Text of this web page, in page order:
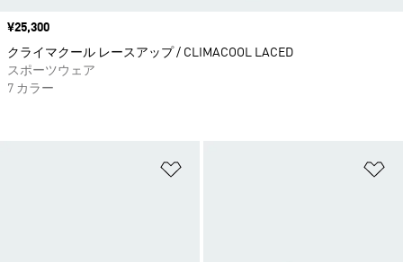
価格
¥25,300
クライマクール レースアップ / CLIMACOOL LACED
スポーツウェア
7 カラー